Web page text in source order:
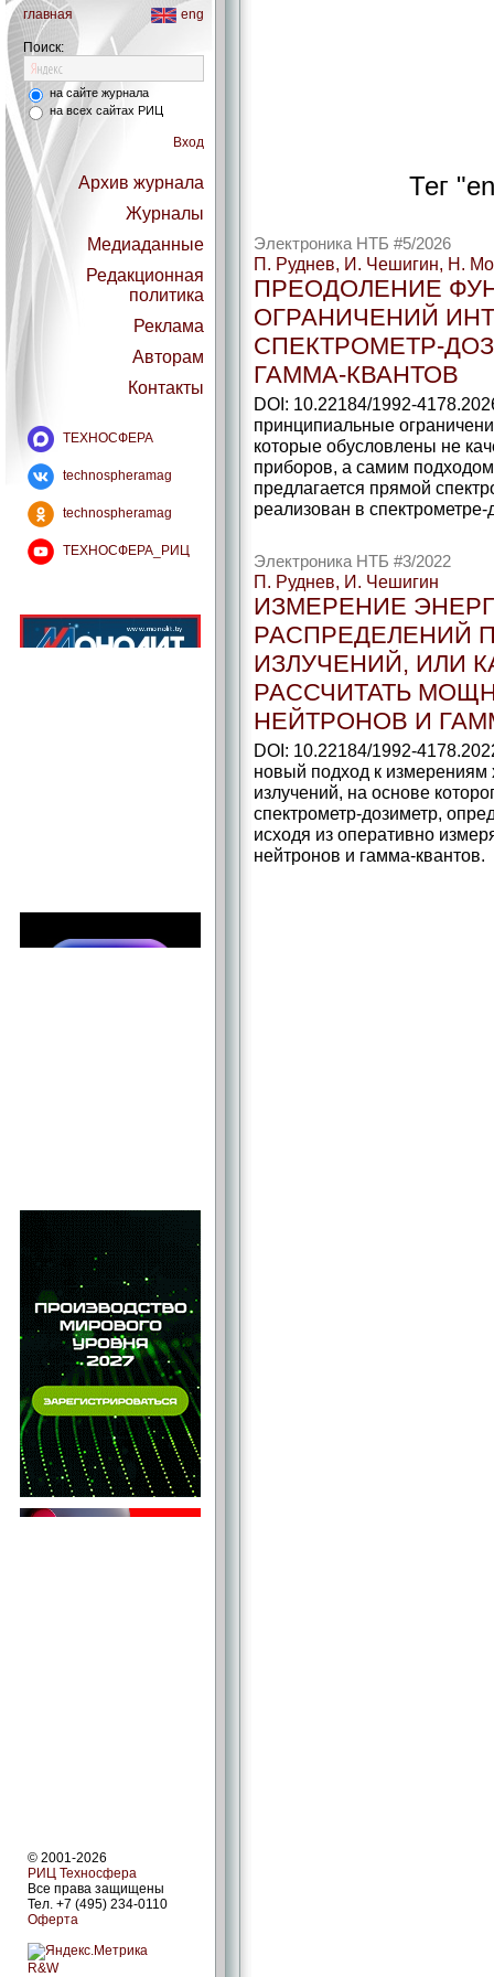
главная eng
Поиск:
на сайте журнала
на всех сайтах РИЦ
Вход
Архив журнала
Журналы
Медиаданные
Редакционная
политика
Реклама
Авторам
Контакты
ТЕХНОСФЕРА
technospheramag
technospheramag
ТЕХНОСФЕРА_РИЦ
© 2001-2026
РИЦ Техносфера
Все права защищены
Тел. +7 (495) 234-0110
Оферта
R&W
Тег
Электроника НТБ #5/2026
П. Руднев, И. Чешигин, Н.
ПРЕОДОЛЕНИЕ
ОГРАНИЧЕНИЙ
СПЕКТРОМЕТР-
ГАММА-КВАНТОВ
DOI: 10.22184/1992-
принципиальные
которые обусловлены не
приборов, а самим
предлагается прямой
реализован в
Электроника НТБ #3/2022
П. Руднев, И. Чешигин
ИЗМЕРЕНИЕ
РАСПРЕДЕЛЕНИЙ
ИЗЛУЧЕНИЙ, ИЛИ
РАССЧИТАТЬ
НЕЙТРОНОВ И
DOI: 10.22184/1992-
новый подход к измерениям
излучений, на основе
спектрометр-­дозиметр,
исходя из оперативно
нейтронов и гамма-­квантов.